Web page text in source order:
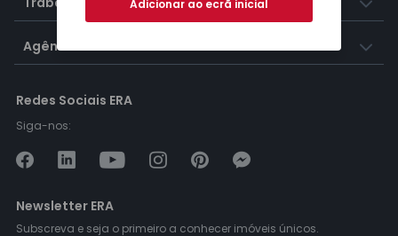
Agências ERA
Redes Sociais ERA
Siga-nos:
Newsletter ERA
Subscreva e seja o primeiro a conhecer imóveis únicos.
Adicionar ao ecrã inicial